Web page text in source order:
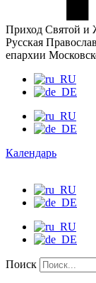
Приход Святой и
Русская
епархии
Календарь
Поиск